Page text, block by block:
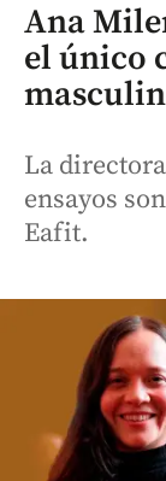
Ana
el único
La
ensayos
Eafit.